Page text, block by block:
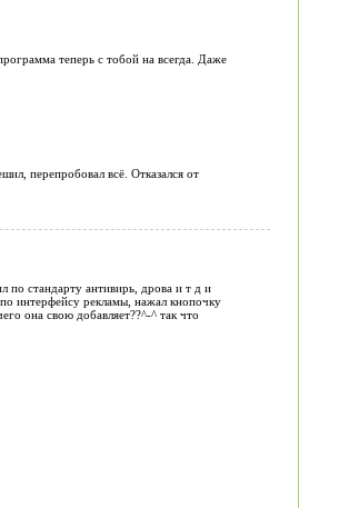
теперь с тобой на всегда. Даже
перепробовал всё. Отказался от
по стандарту антивирь, дрова и т д и
интерфейсу рекламы, нажал кнопочку
она свою добавляет??^-^ так что